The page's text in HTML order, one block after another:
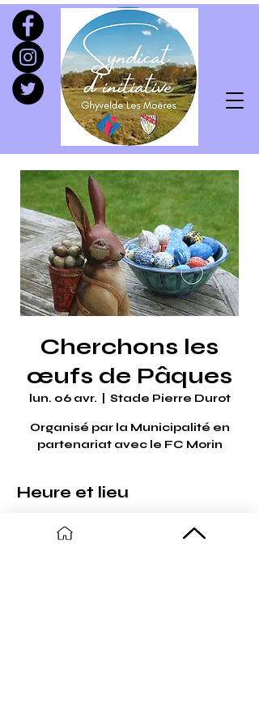
Cherchons les
œufs de Pâques
lun. 06 avr. Stade Pierre Durot
Organisé par la Municipalité en
partenariat avec le FC Morin
Heure et lieu
06 avr. 2026, 11:00 – 13:00
Stade Pierre Durot, All. des Sports,